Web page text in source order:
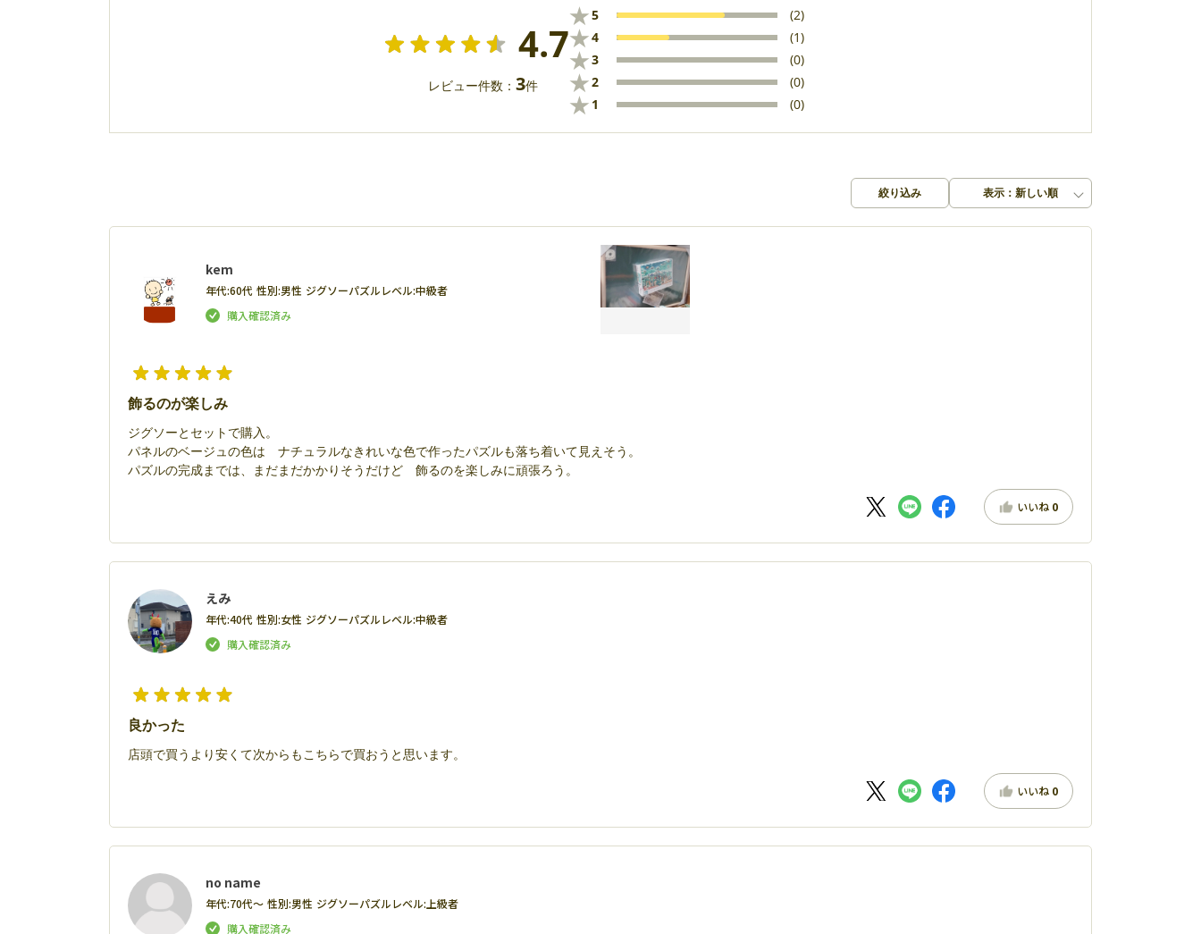
4.7
レビュー件数： 3件
★5 (2)
★4 (1)
★3 (0)
★2 (0)
★ 1 (0)
絞り込み 表示：新しい順
kem
年代:60代 性別:男性 ジグソーパズルレベル:中級者
飾るのが楽しみ
ジグソーとセットで購入。
パネルのベージュの色は ナチュラルなきれいな色で作ったパズルも落ち着いて見えそう。
パズルの完成までは、まだまだかかりそうだけど 飾るのを楽しみに頑張ろう。
いいね 0
えみ
年代:40代 性別:女性 ジグソーパズルレベル:中級者
良かった
店頭で買うより安くて次からもこちらで買おうと思います。
いいね 0
no name
年代:70代～ 性別:男性 ジグソーパズルレベル: 上級者